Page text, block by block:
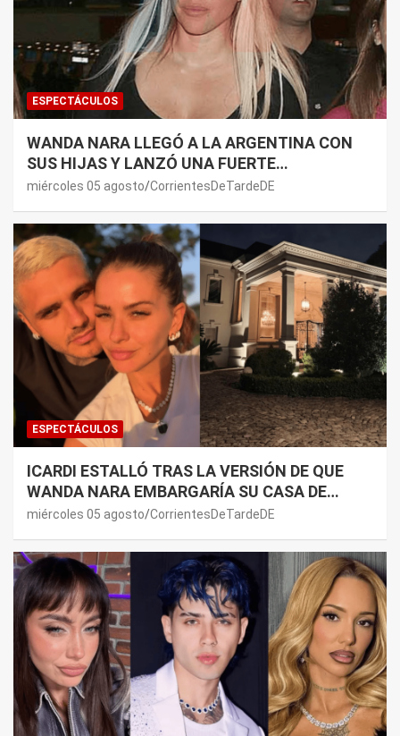
ESPECTÁCULOS
WANDA NARA LLEGÓ A LA ARGENTINA CON
SUS HIJAS Y LANZÓ UNA FUERTE
PREMONICIÓN SOBRE MAURO ICARDI
miércoles 05 agosto CorrientesDeTardeDE
ESPECTÁCULOS
ICARDI ESTALLÓ TRAS LA VERSIÓN DE QUE
WANDA NARA EMBARGARÍA SU CASA DE
NORDELTA: “NECESITAN RASCAR DE ALGÚN
miércoles 05 agosto CorrientesDeTardeDE